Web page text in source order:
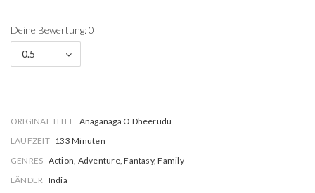
Deine Bewertung: 0
0.5
ORIGINAL TITEL Anaganaga O Dheerudu
LAUFZEIT 133 Minuten
GENRES Action, Adventure, Fantasy, Family
LÄNDER India